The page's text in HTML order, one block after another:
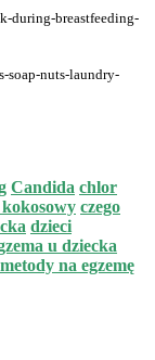
during-breastfeeding-
soap-nuts-laundry-
Candida chlor
czego
dzieci
u dziecka
na egzemę